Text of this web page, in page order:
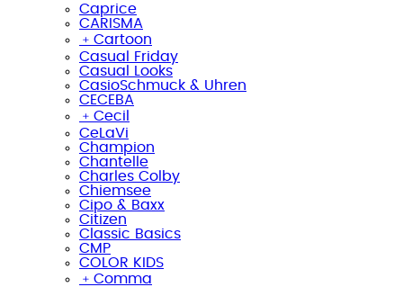
Caprice
CARISMA
﹢ Cartoon
Casual Friday
Casual Looks
CasioSchmuck & Uhren
CECEBA
﹢ Cecil
CeLaVi
Champion
Chantelle
Charles Colby
Chiemsee
Cipo & Baxx
Citizen
Classic Basics
CMP
COLOR KIDS
﹢ Comma